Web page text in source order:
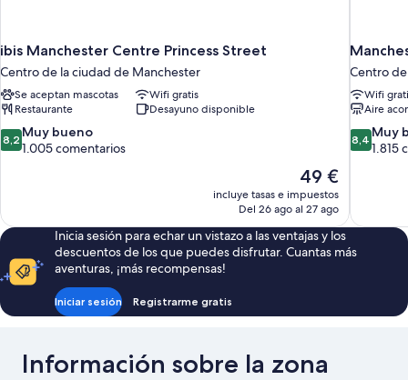
ibis Manchester Centre Princess Street
Centro de la ciudad de Manchester
Se aceptan mascotas
Wifi gratis
Restaurante
Desayuno disponible
8.2
sobre
1.005 comentarios
8,2 Muy bueno
1.005 comentarios
El
precio
actual
de
49 €
49 €
incluye tasas e impuestos
Del 26 ago al 27 ago
Centro
Wifi
Aire
8.4
sobre
1.815
8,4 Muy
1.815
Inicia sesión para echar un vistazo a las ventajas y los
descuentos de los que puedes disfrutar. Cuantas más
aventuras, ¡más recompensas!
Iniciar sesión Registrarme gratis
Información sobre la zona